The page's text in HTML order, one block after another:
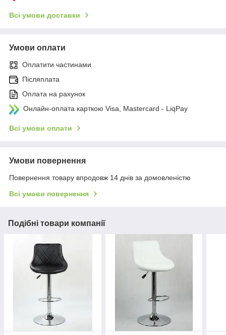
Всі умови доставки
Умови оплати
Оплатити частинами
Післяплата
Оплата на рахунок
Онлайн-оплата карткою Visa, Mastercard - LiqPay
Всі умови оплати
Умови повернення
Повернення товару впродовж 14 днів за домовленістю
Всі умови повернення
Подібні товари компанії